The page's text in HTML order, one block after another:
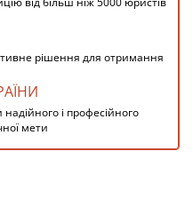
рішення для отримання
і професійного
мети